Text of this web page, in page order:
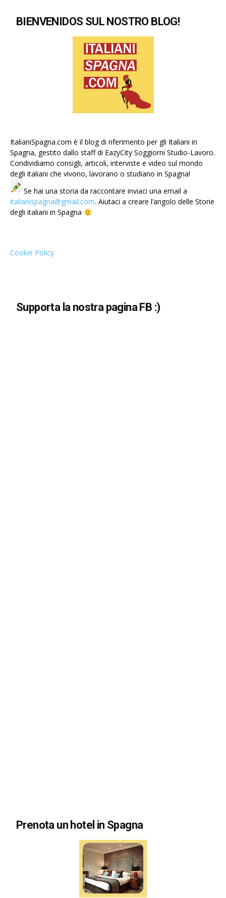
BIENVENIDOS SUL NOSTRO BLOG!
ItalianiSpagna.com è il blog di riferimento per gli Italiani in
Spagna, gestito dallo staff di EazyCity Soggiorni Studio-Lavoro.
Condividiamo consigli, articoli, interviste e video sul mondo
degli italiani che vivono, lavorano o studiano in Spagna!
Se hai una storia da raccontare inviaci una email a
italianispagna@gmail.com. Aiutaci a creare l’angolo delle Storie
degli italiani in Spagna
Cookie Policy
Supporta la nostra pagina FB :)
Prenota un hotel in Spagna